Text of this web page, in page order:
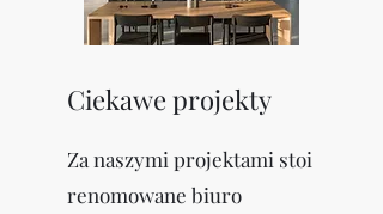
Ciekawe projekty
Za naszymi projektami stoi
renomowane biuro